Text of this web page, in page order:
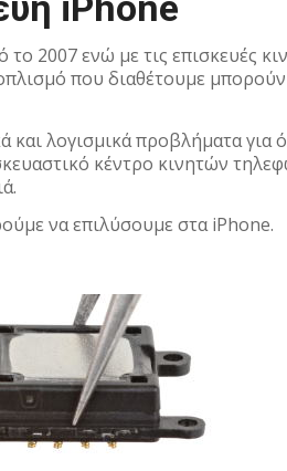
το 2007 ενώ με τις επισκευές
που διαθέτουμε
λογισμικά προβλήματα για
κέντρο κινητών
να επιλύσουμε στα iPhone.